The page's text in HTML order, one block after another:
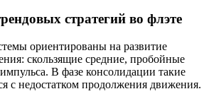
стратегий во флэте
ориентированы на развитие
скользящие средние, пробойные
В фазе консолидации такие
с недостатком продолжения движения.